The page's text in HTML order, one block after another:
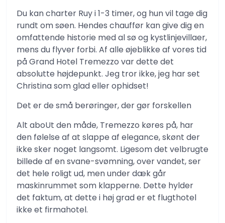
Du kan charter Ruy i 1-3 timer, og hun vil tage dig
rundt om søen. Hendes chauffør kan give dig en
omfattende historie med al sø og kystlinjevillaer,
mens du flyver forbi. Af alle øjeblikke af vores tid
på Grand Hotel Tremezzo var dette det
absolutte højdepunkt. Jeg tror ikke, jeg har set
Christina som glad eller ophidset!
Det er de små berøringer, der gør forskellen
Alt aboUt den måde, Tremezzo køres på, har
den følelse af at slappe af elegance, skønt der
ikke sker noget langsomt. Ligesom det velbrugte
billede af en svane-svømning, over vandet, ser
det hele roligt ud, men under dæk går
maskinrummet som klapperne. Dette hylder
det faktum, at dette i høj grad er et flugthotel
ikke et firmahotel.